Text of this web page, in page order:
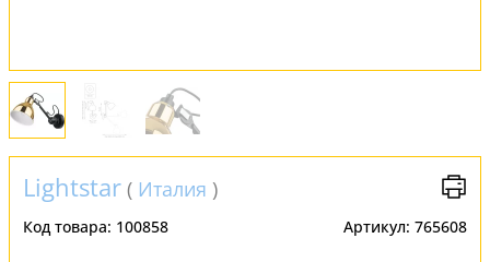
Lightstar ( Италия )
Код товара: 100858 Артикул: 765608